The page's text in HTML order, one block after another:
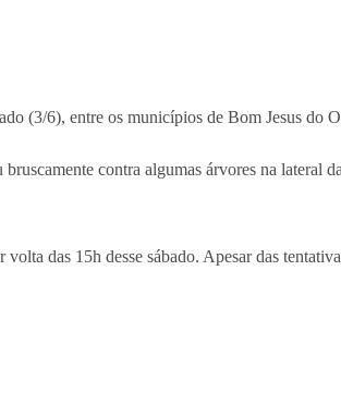
(3/6), entre os municípios de Bom Jesus do
contra algumas árvores na lateral
das 15h desse sábado. Apesar das